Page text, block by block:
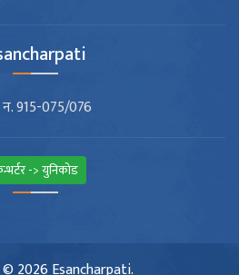
न. 915-075/076
-> युनिकोड
2026 Esancharpati.